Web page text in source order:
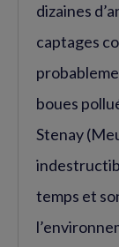
dizaines
captages
boues
Stenay
temps et